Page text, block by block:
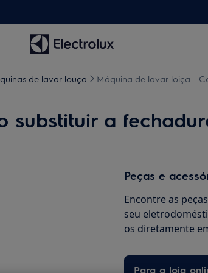
de lavar louça Máquina de lavar loiça -
substituir a
Peças e
Encontre as
seu
os diretamente
Para a loja